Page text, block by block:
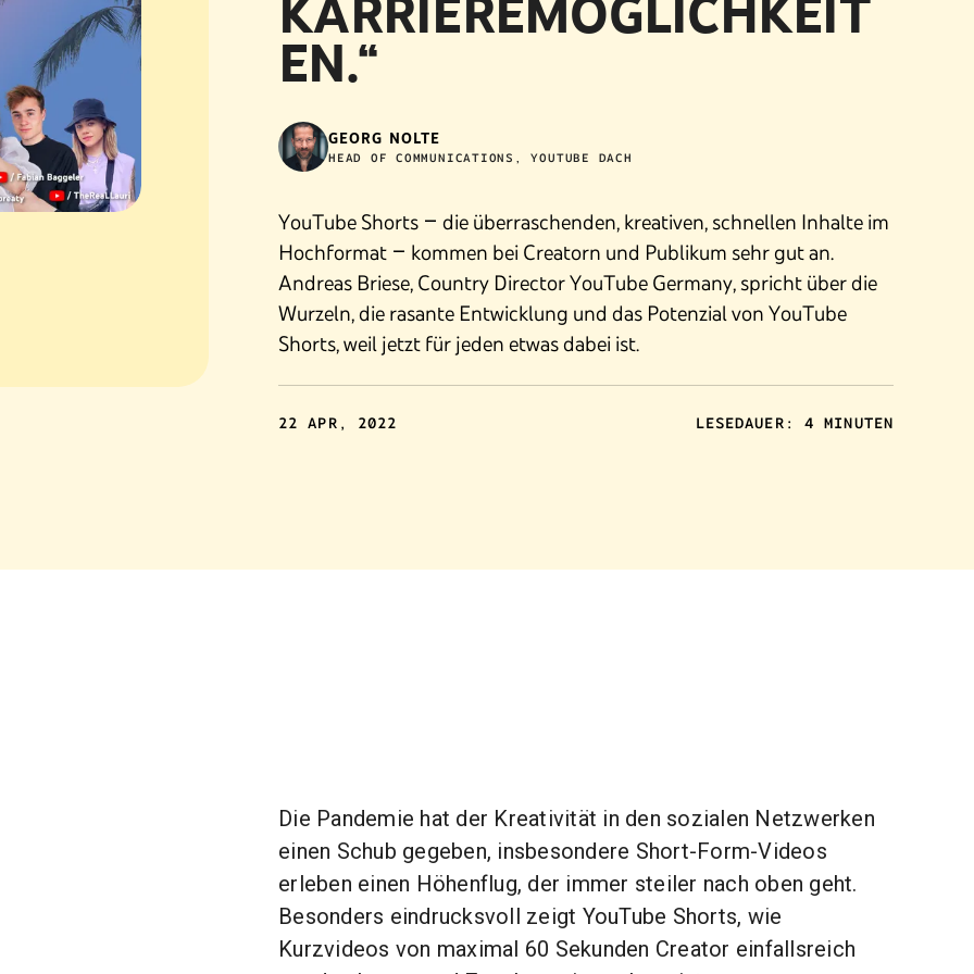
KARRIEREMÖGLICHKEIT
EN.“
GEORG NOLTE
HEAD OF COMMUNICATIONS, YOUTUBE DACH
YouTube Shorts – die überraschenden, kreativen, schnellen Inhalte im
Hochformat – kommen bei Creatorn und Publikum sehr gut an.
Andreas Briese, Country Director YouTube Germany, spricht über die
Wurzeln, die rasante Entwicklung und das Potenzial von YouTube
Shorts, weil jetzt für jeden etwas dabei ist.
22 APR, 2022 LESEDAUER: 4 MINUTEN
Die Pandemie hat der Kreativität in den sozialen Netzwerken
einen Schub gegeben, insbesondere Short-Form-Videos
erleben einen Höhenflug, der immer steiler nach oben geht.
Besonders eindrucksvoll zeigt YouTube Shorts, wie
Kurzvideos von maximal 60 Sekunden Creator einfallsreich